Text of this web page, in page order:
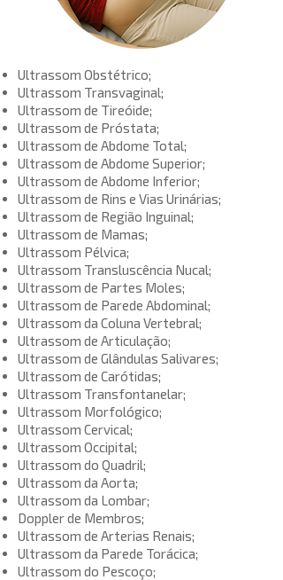
Ultrassom Obstétrico;
Ultrassom Transvaginal;
Ultrassom de Tireóide;
Ultrassom de Próstata;
Ultrassom de Abdome Total;
Ultrassom de Abdome Superior;
Ultrassom de Abdome Inferior;
Ultrassom de Rins e Vias Urinárias;
Ultrassom de Região Inguinal;
Ultrassom de Mamas;
Ultrassom Pélvica;
Ultrassom Transluscência Nucal;
Ultrassom de Partes Moles;
Ultrassom de Parede Abdominal;
Ultrassom da Coluna Vertebral;
Ultrassom de Articulação;
Ultrassom de Glândulas Salivares;
Ultrassom de Carótidas;
Ultrassom Transfontanelar;
Ultrassom Morfológico;​
Ultrassom Cervical;
Ultrassom Occipital;
Ultrassom do Quadril;
Ultrassom da Aorta;
Ultrassom da Lombar;
Doppler de Membros;
Ultrassom de Arterias Renais;
Ultrassom da Parede Torácica;
Ultrassom do Pescoço;